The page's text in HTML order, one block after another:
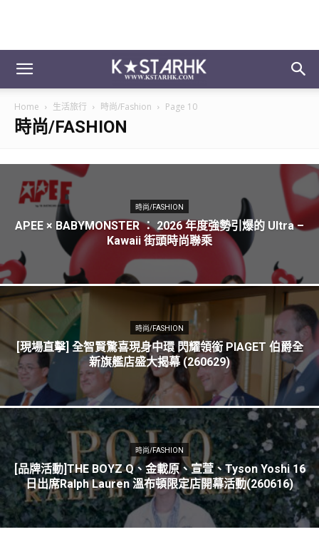
Home 生活旅行 時尚/Fashion Page 10
時尚/FASHION
時尚/FASHION
APEE × BABYMONSTER ： 2026 年度強勢引爆的 Ultra –
Kawaii 街頭時尚聯乘
時尚/FASHION
[現場直擊] 全智賢驚喜現身中環 閃耀領銜 PIAGET 伯爵全
新旗艦店盛大揭幕 (260629)
時尚/FASHION
[品牌活動]THE BOYZ Q、金載原、宣萱、Tyson Yoshi 16
日出席Ralph Lauren 溫布頓限定店開幕活動(260616)